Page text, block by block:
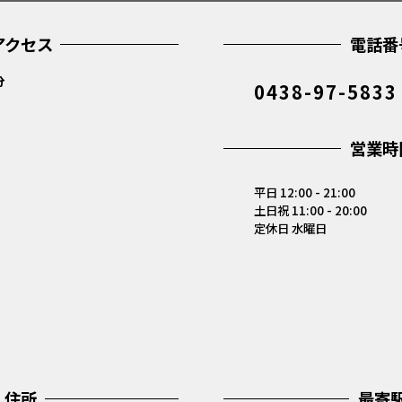
クセス 電話
0438-97-5833
営業
平日 12:00 - 21:00
土日祝 11:00 - 20:00
定休日 水曜日